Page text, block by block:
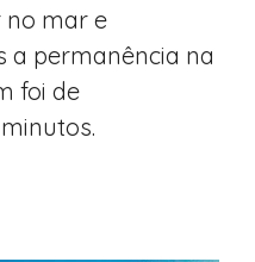
mar e
a permanência na
foi de